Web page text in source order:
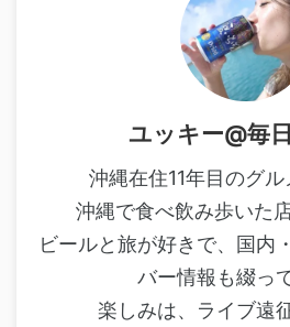
ユッキー@毎
沖縄在住11年目のグル
沖縄で食べ飲み歩いた
ビールと旅が好きで、国内
バー情報も綴っ
楽しみは、ライブ遠